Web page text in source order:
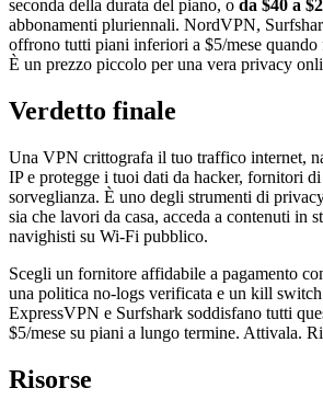
seconda della durata del piano, o da $40 a
abbonamenti pluriennali. NordVPN,
offrono tutti piani inferiori a $5/mese quando
È un prezzo piccolo per una vera privacy
Verdetto finale
Una VPN crittografa il tuo traffico internet,
IP e protegge i tuoi dati da hacker, fornitori
sorveglianza. È uno degli strumenti di
sia che lavori da casa, acceda a contenuti in
navighisti su Wi-Fi pubblico.
Scegli un fornitore affidabile a pagamento
una politica no-logs verificata e un kill
ExpressVPN e Surfshark soddisfano tutti
$5/mese su piani a lungo termine. Attivala.
Risorse